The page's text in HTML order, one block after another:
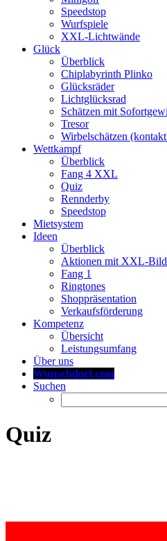
Speedstop
Wurfspiele
XXL-Lichtwände
Glück
Überblick
Chiplabyrinth Plinko
Glücksräder
Lichtglücksrad
Schätzen mit
Tresor
Wirbelschätzen
Wettkampf
Überblick
Fang 4 XXL
Quiz
Rennderby
Speedstop
Mietsystem
Ideen
Überblick
Aktionen mit XXL-
Fang 1
Ringtones
Shoppräsentation
Verkaufsförderung
Kompetenz
Übersicht
Leistungsumfang
Über uns
Wunschdorf.com
Suchen
Quiz